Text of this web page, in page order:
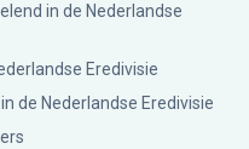
in de Nederlandse
Eredivisie
de Nederlandse Eredivisie